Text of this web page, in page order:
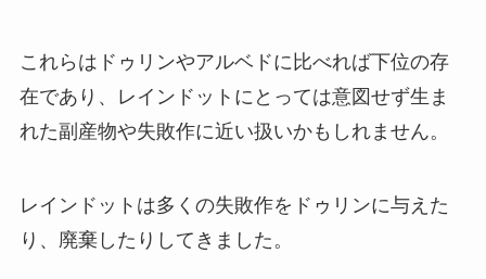
これらはドゥリンやアルベドに比べれば下位の存
在であり、レインドットにとっては意図せず生ま
れた副産物や失敗作に近い扱いかもしれません。
レインドットは多くの失敗作をドゥリンに与えた
り、廃棄したりしてきました。